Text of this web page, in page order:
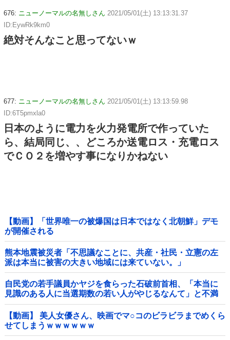
676: ニューノーマルの名無しさん 2021/05/01(土) 13:13:31.37
ID:EywRk9km0
絶対そんなこと思ってないｗ
677: ニューノーマルの名無しさん 2021/05/01(土) 13:13:59.98
ID:6T5pmxla0
日本のように電力を火力発電所で作っていた
ら、結局同じ、、どころか送電ロス・充電ロス
でＣＯ２を増やす事になりかねない
【動画】「世界唯一の被爆国は日本ではなく北朝鮮」デモ
が開催される
熊本地震被災者「不思議なことに、共産・社民・立憲の左
派は本当に被害の大きい地域には来ていない。」
自民党の若手議員かヤジを食らった石破前首相、「本当に
見識のある人に当選期数の若い人がやじるなんて」と不満
たらたらな様子を見せて……他
【動画】 美人女優さん、映画でマ○コのビラビラまでめくら
せてしまうｗｗｗｗｗｗ